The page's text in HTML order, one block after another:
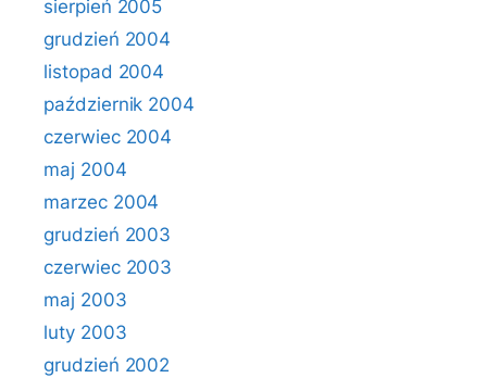
sierpień 2005
grudzień 2004
listopad 2004
październik 2004
czerwiec 2004
maj 2004
marzec 2004
grudzień 2003
czerwiec 2003
maj 2003
luty 2003
grudzień 2002